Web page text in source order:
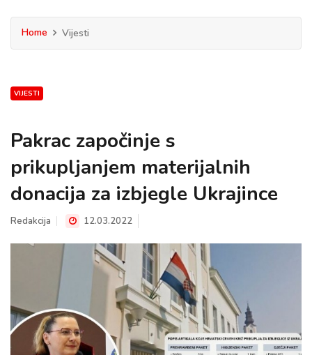
Home Vijesti
VIJESTI
Pakrac započinje s
prikupljanjem materijalnih
donacija za izbjegle Ukrajince
Redakcija 12.03.2022